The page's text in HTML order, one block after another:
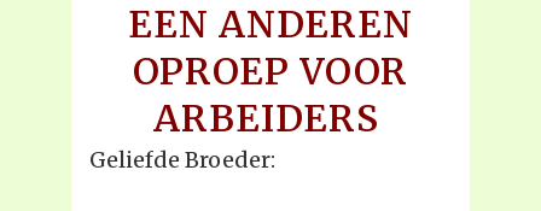
EEN ANDEREN
OPROEP VOOR
ARBEIDERS
Geliefde Broeder: